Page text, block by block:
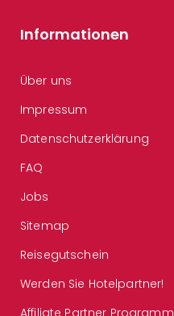
Informationen
Über uns
Impressum
Datenschutzerklärung
FAQ
Jobs
Sitemap
Reisegutschein
Werden Sie Hotelpartner!
Affiliate Partner Programm